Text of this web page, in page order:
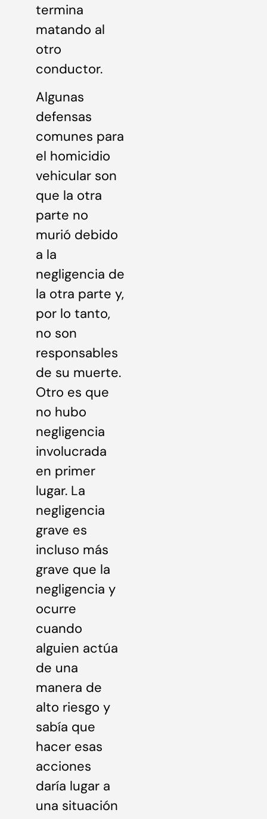
termina
matando al
otro
conductor.
Algunas
defensas
comunes para
el homicidio
vehicular son
que la otra
parte no
murió debido
a la
negligencia de
la otra parte y,
por lo tanto,
no son
responsables
de su muerte.
Otro es que
no hubo
negligencia
involucrada
en primer
lugar. La
negligencia
grave es
incluso más
grave que la
negligencia y
ocurre
cuando
alguien actúa
de una
manera de
alto riesgo y
sabía que
hacer esas
acciones
daría lugar a
una situación